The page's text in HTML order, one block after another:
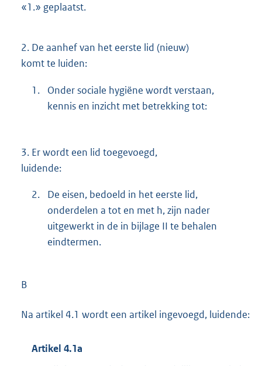
«1.» geplaatst.
2. De aanhef van het eerste lid (nieuw)
komt te luiden:
1.
Onder sociale hygiëne wordt verstaan,
kennis en inzicht met betrekking tot:
3. Er wordt een lid toegevoegd,
luidende:
2.
De eisen, bedoeld in het eerste lid,
onderdelen a tot en met h, zijn nader
uitgewerkt in de in bijlage II te behalen
eindtermen.
B
Na artikel 4.1 wordt een artikel ingevoegd, luidende:
Artikel 4.1a